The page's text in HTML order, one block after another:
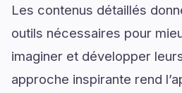
Les contenus détaillés
outils nécessaires pour
imaginer et développer
approche inspirante rend